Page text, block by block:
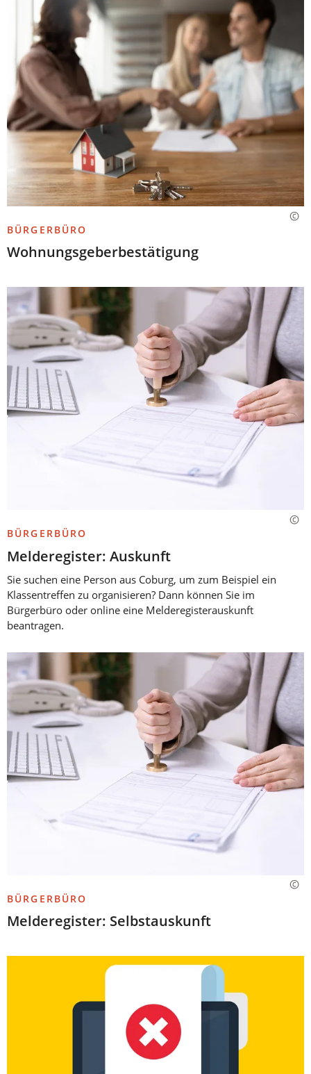
BÜRGERBÜRO
Wohnungsgeberbestätigung
BÜRGERBÜRO
Melderegister: Auskunft
Sie suchen eine Person aus Coburg, um zum Beispiel ein
Klassentreffen zu organisieren? Dann können Sie im
Bürgerbüro oder online eine Melderegisterauskunft
beantragen.
BÜRGERBÜRO
Melderegister: Selbstauskunft